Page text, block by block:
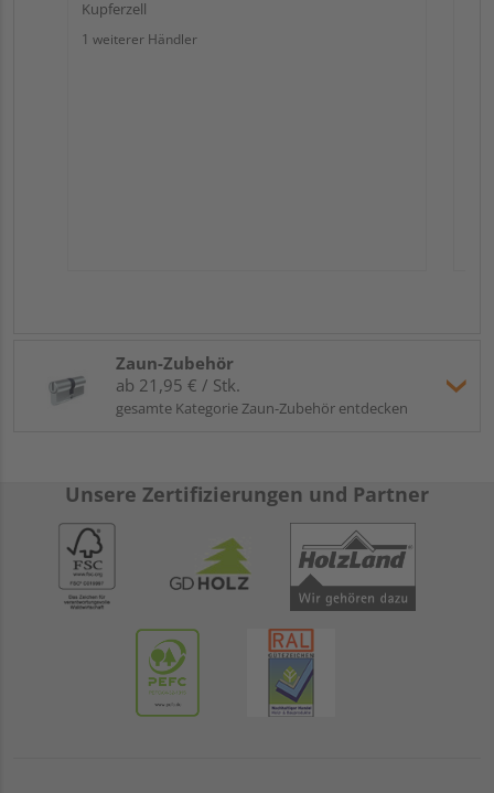
Kupferzell
1 weiterer Händler
Zaun-Zubehör
ab 21,95 € / Stk.
gesamte Kategorie Zaun-Zubehör entdecken
Unsere Zertifizierungen und Partner